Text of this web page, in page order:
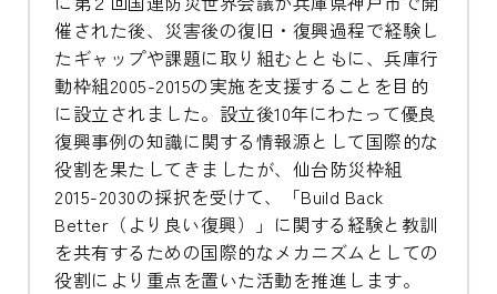
催された後、災害後の復旧・復興過程で経験し
たギャップや課題に取り組むとともに、兵庫行
動枠組2005-2015の実施を支援することを目的
に設立されました。設立後10年にわたって優良
復興事例の知識に関する情報源として国際的な
役割を果たしてきましたが、仙台防災枠組
2015-2030の採択を受けて、「Build Back
Better（より良い復興）」に関する経験と教訓
を共有するための国際的なメカニズムとしての
役割により重点を置いた活動を推進します。